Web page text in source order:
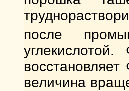
после
величина